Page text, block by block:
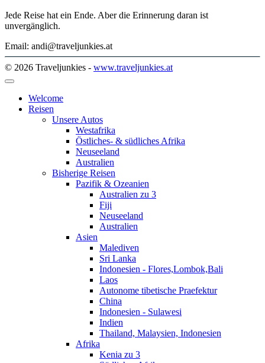
Jede Reise hat ein Ende. Aber die Erinnerung daran ist
unvergänglich.
Email: andi@traveljunkies.at
© 2026 Traveljunkies - www.traveljunkies.at
Welcome
Reisen
Unsere Autos
Westafrika
Östliches- & südliches Afrika
Neuseeland
Australien
Bisherige Reisen
Pazifik & Ozeanien
Australien zu 3
Fiji
Neuseeland
Australien
Asien
Malediven
Sri Lanka
Indonesien - Flores,Lombok,Bali
Laos
Autonome tibetische Praefektur
China
Indonesien - Sulawesi
Indien
Thailand, Malaysien, Indonesien
Afrika
Kenia zu 3